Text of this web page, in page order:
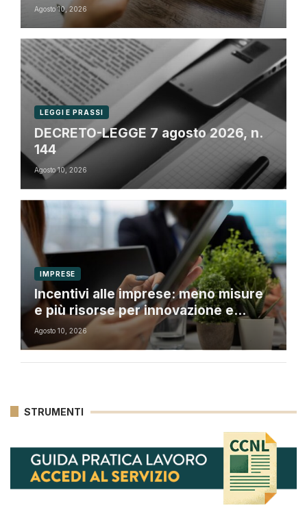
Agosto 10, 2026
LEGGI E PRASSI
DECRETO-LEGGE 7 agosto 2026, n.
144
Agosto 10, 2026
IMPRESE
Incentivi alle imprese: meno misure
e più risorse per innovazione e
transizione digitale
Agosto 10, 2026
STRUMENTI